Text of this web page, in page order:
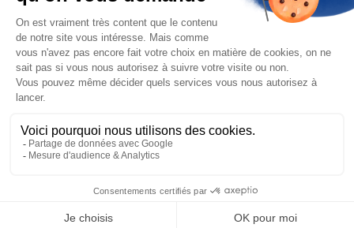
BNS40S Schmersal : Capteur de sécurité
magnétique pour l’agroalimentaire
Caractéristiques techniques du capteur : Boîtier acier
secteur alimentaire Installation invisible possible 88